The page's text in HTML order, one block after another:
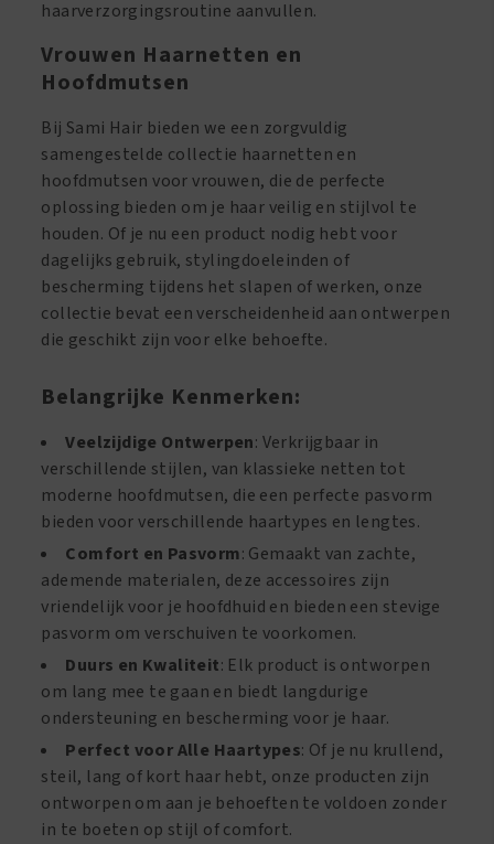
haarverzorgingsroutine aanvullen.
Vrouwen Haarnetten en
Hoofdmutsen
Bij Sami Hair bieden we een zorgvuldig
samengestelde collectie haarnetten en
hoofdmutsen voor vrouwen, die de perfecte
oplossing bieden om je haar veilig en stijlvol te
houden. Of je nu een product nodig hebt voor
dagelijks gebruik, stylingdoeleinden of
bescherming tijdens het slapen of werken, onze
collectie bevat een verscheidenheid aan ontwerpen
die geschikt zijn voor elke behoefte.
Belangrijke Kenmerken:
Veelzijdige Ontwerpen: Verkrijgbaar in
verschillende stijlen, van klassieke netten tot
moderne hoofdmutsen, die een perfecte pasvorm
bieden voor verschillende haartypes en lengtes.
Comfort en Pasvorm: Gemaakt van zachte,
ademende materialen, deze accessoires zijn
vriendelijk voor je hoofdhuid en bieden een stevige
pasvorm om verschuiven te voorkomen.
Duurs en Kwaliteit: Elk product is ontworpen
om lang mee te gaan en biedt langdurige
ondersteuning en bescherming voor je haar.
Perfect voor Alle Haartypes: Of je nu krullend,
steil, lang of kort haar hebt, onze producten zijn
ontworpen om aan je behoeften te voldoen zonder
in te boeten op stijl of comfort.